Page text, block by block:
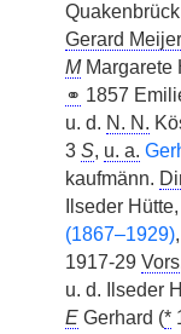
Gerard
MMargarete
⚭ 1857
u. d. N. N.
3 S, u. a.
kaufmänn.
Ilseder
(1867–1929)
1917-29
u. d. Ilseder
E Gerhard (*